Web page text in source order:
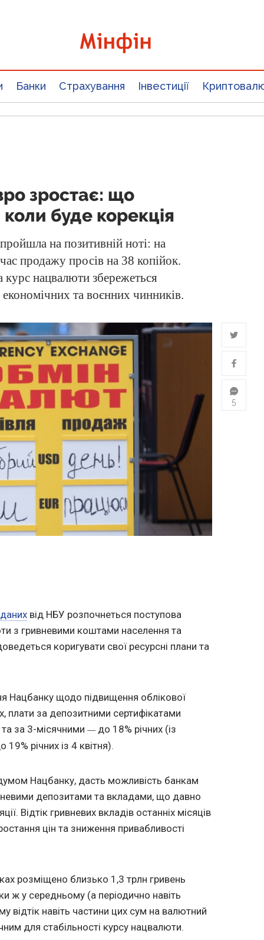
Банки Страхування Інвестиції
зростає: що
коли буде корекція
на позитивній ноті: на
продажу просів на 38 копійок.
нацвалюти збережеться
та воєнних чинників.
5
від НБУ розпочнеться поступова
з гривневими коштами населення та
коригувати свої ресурсні плани та
Нацбанку щодо підвищення облікової
плати за депозитними сертифікатами
за 3-місячними — до 18% річних (із
річних із 4 квітня).
Нацбанку, дасть можливість банкам
депозитами та вкладами, що давно
Відтік гривневих вкладів останніх місяців
цін та зниження привабливості
розміщено близько 1,3 трлн гривень
ж у середньому (а періодично навіть
відтік навіть частини цих сум на валютний
для стабільності курсу нацвалюти.